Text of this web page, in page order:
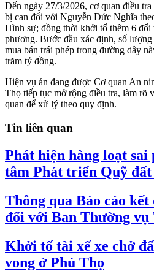
Đến ngày 27/3/2026, cơ quan điều
bị can đối với Nguyễn Đức Nghĩa
Hình sự; đồng thời khởi tố thêm 6 đối
phương. Bước đầu xác định, số
mua bán trái phép trong đường dây
trăm tỷ đồng.
Hiện vụ án đang được Cơ quan An
Thọ tiếp tục mở rộng điều tra, làm rõ
quan để xử lý theo quy định.
Tin liên quan
Phát hiện hàng loạt
tâm Phát triển Quỹ
Thông qua Báo cáo
đối với Ban Thường
Khởi tố tài xế xe chở
vong ở Phú Thọ